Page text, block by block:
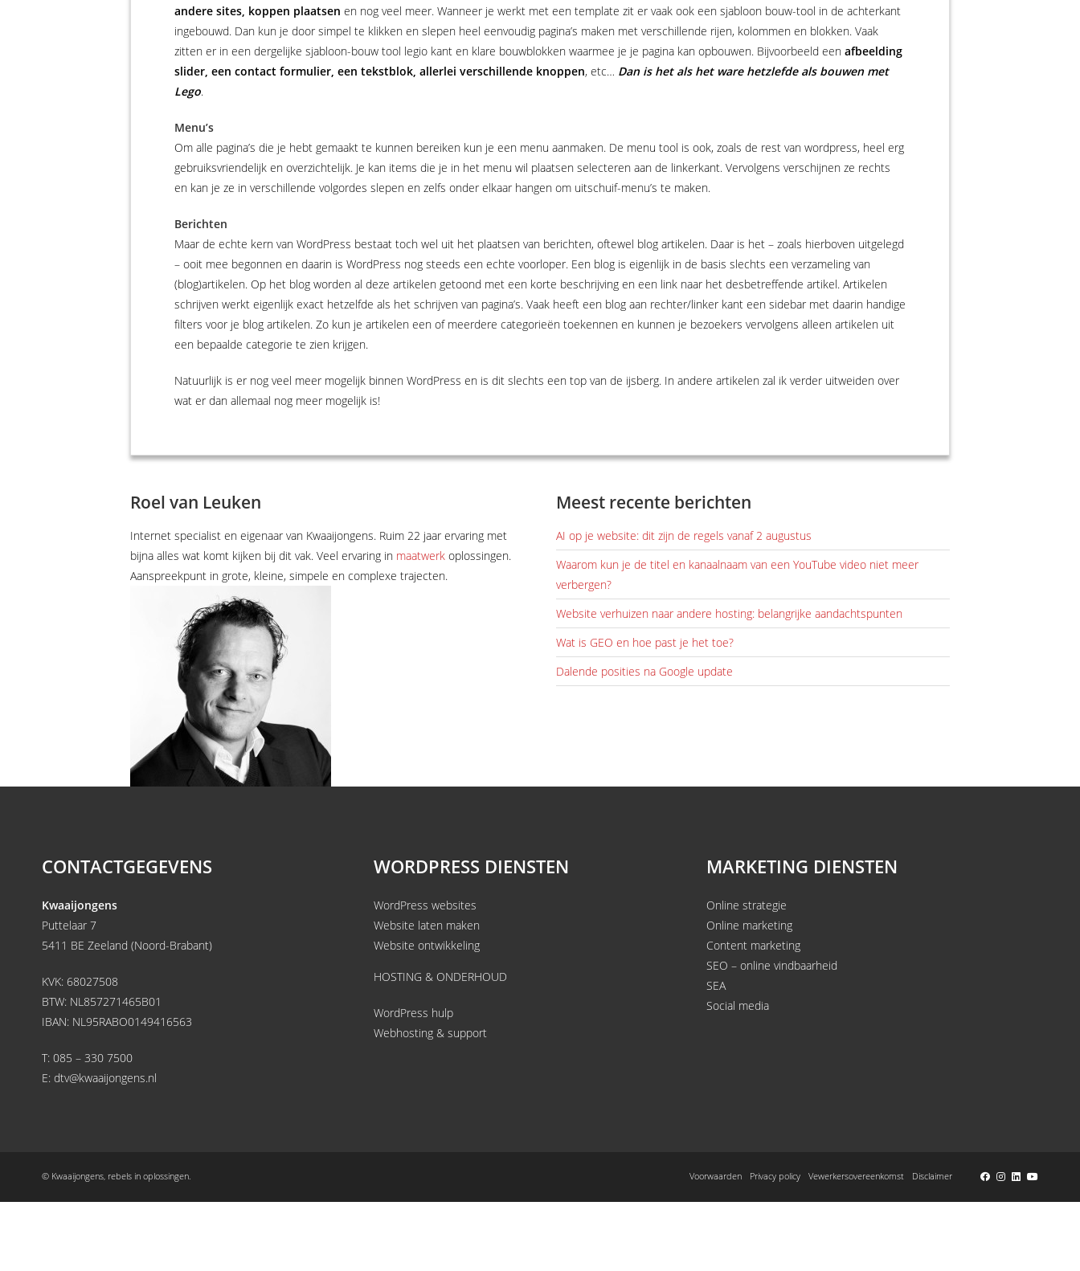
andere sites, koppen plaatsen en nog veel meer. Wanneer je werkt met een template zit er vaak ook een sjabloon bouw-tool in de achterkant
ingebouwd. Dan kun je door simpel te klikken en slepen heel eenvoudig pagina’s maken met verschillende rijen, kolommen en blokken. Vaak
zitten er in een dergelijke sjabloon-bouw tool legio kant en klare bouwblokken waarmee je je pagina kan opbouwen. Bijvoorbeeld een afbeelding
slider, een contact formulier, een tekstblok, allerlei verschillende knoppen, etc… Dan is het als het ware hetzlefde als bouwen met
Lego.
Menu’s
Om alle pagina’s die je hebt gemaakt te kunnen bereiken kun je een menu aanmaken. De menu tool is ook, zoals de rest van wordpress, heel erg
gebruiksvriendelijk en overzichtelijk. Je kan items die je in het menu wil plaatsen selecteren aan de linkerkant. Vervolgens verschijnen ze rechts
en kan je ze in verschillende volgordes slepen en zelfs onder elkaar hangen om uitschuif-menu’s te maken.
Berichten
Maar de echte kern van WordPress bestaat toch wel uit het plaatsen van berichten, oftewel blog artikelen. Daar is het – zoals hierboven uitgelegd
– ooit mee begonnen en daarin is WordPress nog steeds een echte voorloper. Een blog is eigenlijk in de basis slechts een verzameling van
(blog)artikelen. Op het blog worden al deze artikelen getoond met een korte beschrijving en een link naar het desbetreffende artikel. Artikelen
schrijven werkt eigenlijk exact hetzelfde als het schrijven van pagina’s. Vaak heeft een blog aan rechter/linker kant een sidebar met daarin handige
filters voor je blog artikelen. Zo kun je artikelen een of meerdere categorieën toekennen en kunnen je bezoekers vervolgens alleen artikelen uit
een bepaalde categorie te zien krijgen.
Natuurlijk is er nog veel meer mogelijk binnen WordPress en is dit slechts een top van de ijsberg. In andere artikelen zal ik verder uitweiden over
wat er dan allemaal nog meer mogelijk is!
Roel van Leuken
Internet specialist en eigenaar van Kwaaijongens. Ruim 22 jaar ervaring met
bijna alles wat komt kijken bij dit vak. Veel ervaring in maatwerk oplossingen.
Aanspreekpunt in grote, kleine, simpele en complexe trajecten.
Meest recente berichten
AI op je website: dit zijn de regels vanaf 2 augustus
Waarom kun je de titel en kanaalnaam van een YouTube video niet meer
verbergen?
Website verhuizen naar andere hosting: belangrijke aandachtspunten
Wat is GEO en hoe past je het toe?
Dalende posities na Google update
CONTACTGEGEVENS
Kwaaijongens
Puttelaar 7
5411 BE Zeeland (Noord-Brabant)
KVK: 68027508
BTW: NL857271465B01
IBAN: NL95RABO0149416563
T: 085 – 330 7500
E: dtv@kwaaijongens.nl
WORDPRESS DIENSTEN
WordPress websites
Website laten maken
Website ontwikkeling
HOSTING & ONDERHOUD
WordPress hulp
Webhosting & support
MARKETING DIENSTEN
Online strategie
Online marketing
Content marketing
SEO – online vindbaarheid
SEA
Social media
© Kwaaijongens, rebels in oplossingen. Voorwaarden Privacy policy Vewerkersovereenkomst Disclaimer